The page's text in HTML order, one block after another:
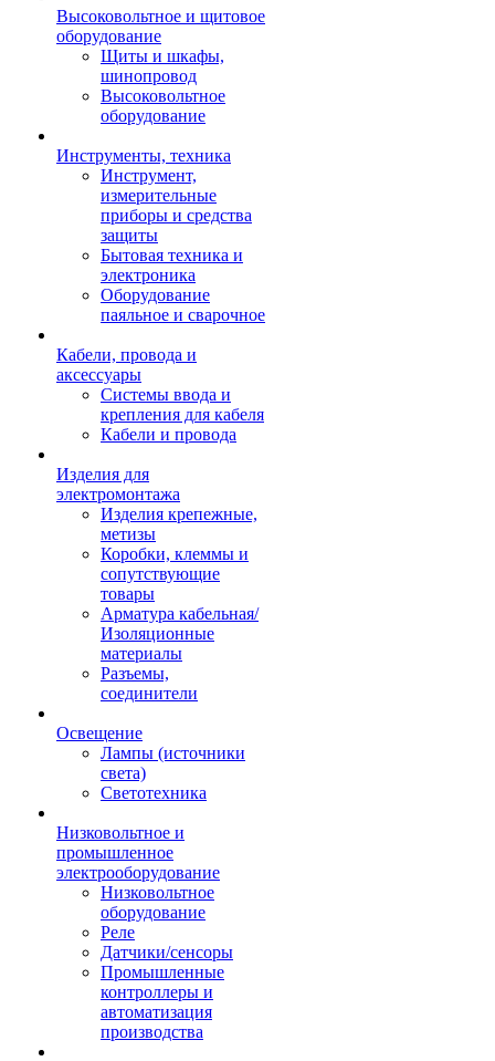
Высоковольтное и щитовое
оборудование
Щиты и шкафы,
шинопровод
Высоковольтное
оборудование
Инструменты, техника
Инструмент,
измерительные
приборы и средства
защиты
Бытовая техника и
электроника
Оборудование
паяльное и сварочное
Кабели, провода и
аксессуары
Системы ввода и
крепления для кабеля
Кабели и провода
Изделия для
электромонтажа
Изделия крепежные,
метизы
Коробки, клеммы и
сопутствующие
товары
Арматура кабельная/
Изоляционные
материалы
Разъемы,
соединители
Освещение
Лампы (источники
света)
Светотехника
Низковольтное и
промышленное
электрооборудование
Низковольтное
оборудование
Реле
Датчики/сенсоры
Промышленные
контроллеры и
автоматизация
производства